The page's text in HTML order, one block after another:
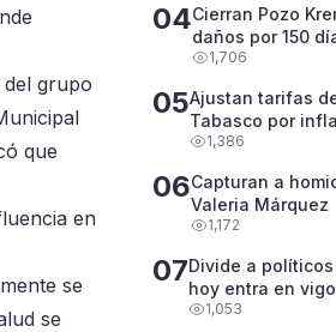
grupo
que
en
se
se
04Cierran Pozo Krem-1 tras
daños por 150
1,706
05Ajustan tarifas
Tabasco por
1,386
06Capturan a
Valeria Márquez
1,172
07Divide a
hoy entra en
1,053